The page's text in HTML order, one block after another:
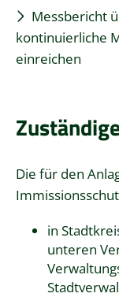
Messbericht
kontinuierliche
einreichen
Die für den
in
unteren